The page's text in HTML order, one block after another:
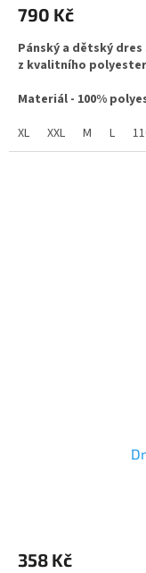
je
z
5
790 Kč
Pánský a dětský
z kvalitního
Materiál - 100%
XL
XXL M L
je
358 Kč